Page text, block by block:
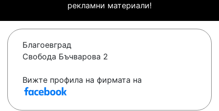
рекламни материали!
Благоевград
Свобода Бъчварова 2
Вижте профила на фирмата на